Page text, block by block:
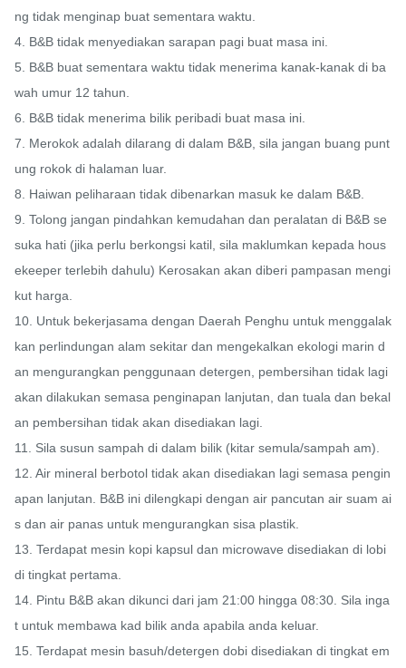
ng tidak menginap buat sementara waktu.
4. B&B tidak menyediakan sarapan pagi buat masa ini.
5. B&B buat sementara waktu tidak menerima kanak-kanak di ba
wah umur 12 tahun.
6. B&B tidak menerima bilik peribadi buat masa ini.
7. Merokok adalah dilarang di dalam B&B, sila jangan buang punt
ung rokok di halaman luar.
8. Haiwan peliharaan tidak dibenarkan masuk ke dalam B&B.
9. Tolong jangan pindahkan kemudahan dan peralatan di B&B se
suka hati (jika perlu berkongsi katil, sila maklumkan kepada hous
ekeeper terlebih dahulu) Kerosakan akan diberi pampasan mengi
kut harga.
10. Untuk bekerjasama dengan Daerah Penghu untuk menggalak
kan perlindungan alam sekitar dan mengekalkan ekologi marin d
an mengurangkan penggunaan detergen, pembersihan tidak lagi
akan dilakukan semasa penginapan lanjutan, dan tuala dan bekal
an pembersihan tidak akan disediakan lagi.
11. Sila susun sampah di dalam bilik (kitar semula/sampah am).
12. Air mineral berbotol tidak akan disediakan lagi semasa pengin
apan lanjutan. B&B ini dilengkapi dengan air pancutan air suam ai
s dan air panas untuk mengurangkan sisa plastik.
13. Terdapat mesin kopi kapsul dan microwave disediakan di lobi
di tingkat pertama.
14. Pintu B&B akan dikunci dari jam 21:00 hingga 08:30. Sila inga
t untuk membawa kad bilik anda apabila anda keluar.
15. Terdapat mesin basuh/detergen dobi disediakan di tingkat em